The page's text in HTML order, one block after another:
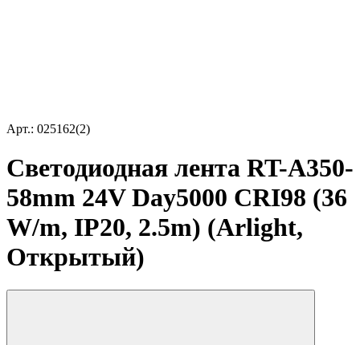
Арт.: 025162(2)
Светодиодная лента RT-A350-
58mm 24V Day5000 CRI98 (36
W/m, IP20, 2.5m) (Arlight,
Открытый)